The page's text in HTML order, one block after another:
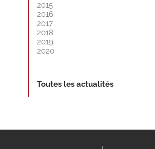
2015
2016
2017
2018
2019
2020
Toutes les actualités